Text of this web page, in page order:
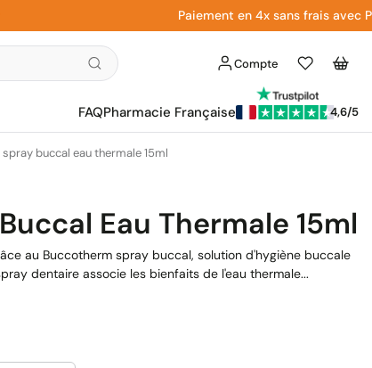
Paiement en 4x sans frais avec
Compte
Liste
d'envies
Panier
FAQPharmacie Française 4,6/5
buccal eau thermale 15ml
Eau Thermale 15ml
au Buccotherm spray buccal, solution d'hygiène buccale
dentaire associe les bienfaits de l'eau thermale...